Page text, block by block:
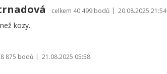
celkem 40 499 bodů | 20.08.2025 21:54
kozy.
875 bodů | 21.08.2025 05:58